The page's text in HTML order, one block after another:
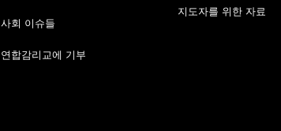
사회 이슈들
연합감리교에 기부
지도자를 위한 자료